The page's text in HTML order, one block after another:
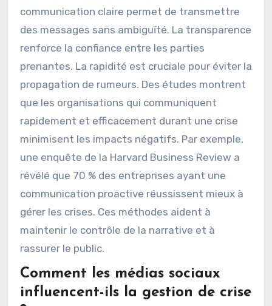
communication claire permet de transmettre
des messages sans ambiguïté. La transparence
renforce la confiance entre les parties
prenantes. La rapidité est cruciale pour éviter la
propagation de rumeurs. Des études montrent
que les organisations qui communiquent
rapidement et efficacement durant une crise
minimisent les impacts négatifs. Par exemple,
une enquête de la Harvard Business Review a
révélé que 70 % des entreprises ayant une
communication proactive réussissent mieux à
gérer les crises. Ces méthodes aident à
maintenir le contrôle de la narrative et à
rassurer le public.
Comment les médias sociaux
influencent-ils la gestion de crise